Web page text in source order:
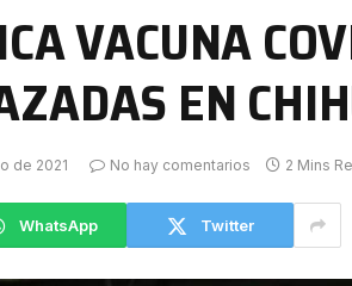
VACUNA
EN
de 2021 No hay comentarios 2 Mins
WhatsApp Twitter